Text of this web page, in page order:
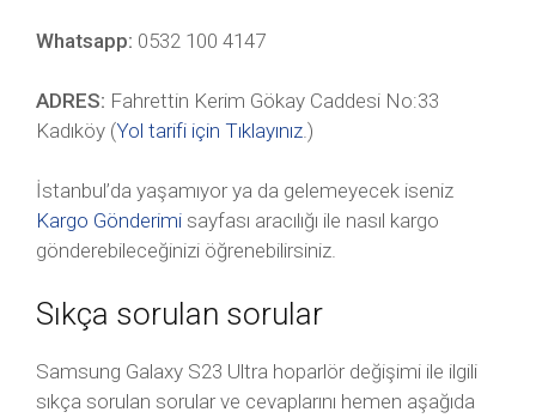
Whatsapp: 0532 100 4147
ADRES: Fahrettin Kerim Gökay Caddesi No:33
Kadıköy (Yol tarifi için Tıklayınız.)
İstanbul’da yaşamıyor ya da gelemeyecek iseniz
Kargo Gönderimi sayfası aracılığı ile nasıl kargo
gönderebileceğinizi öğrenebilirsiniz.
Sıkça sorulan sorular
Samsung Galaxy S23 Ultra hoparlör değişimi ile ilgili
sıkça sorulan sorular ve cevaplarını hemen aşağıda